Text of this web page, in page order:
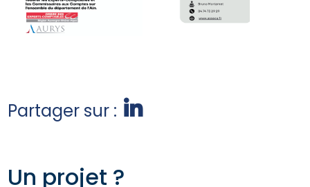
Partager sur :
Un projet ?